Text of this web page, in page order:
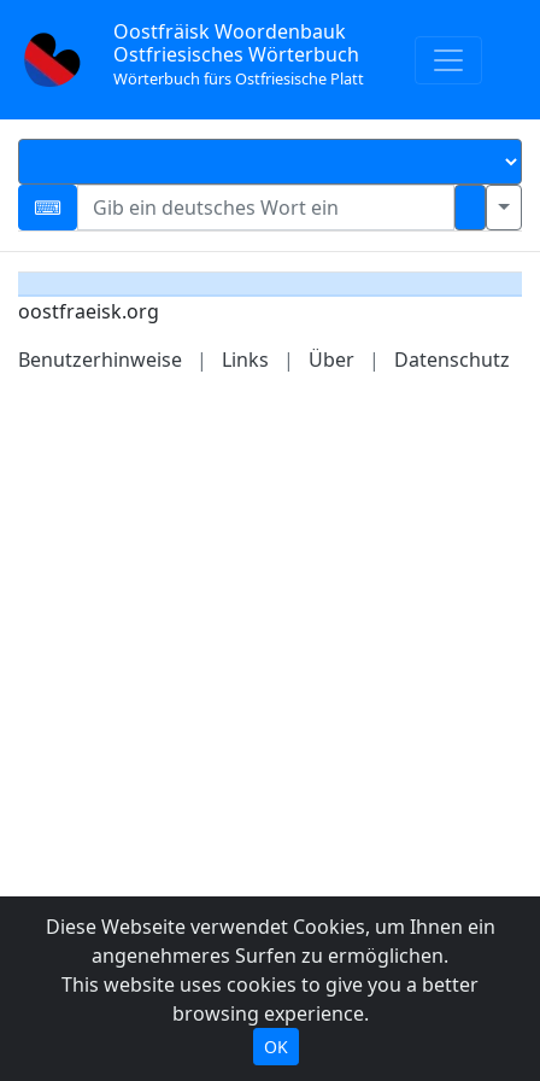
Oostfräisk Woordenbauk
Ostfriesisches Wörterbuch
Wörterbuch fürs Ostfriesische Platt
oostfraeisk.org
Benutzerhinweise
| Links | Über | Datenschutz
Diese Webseite verwendet Cookies, um Ihnen ein
angenehmeres Surfen zu ermöglichen.
This website uses cookies to give you a better
browsing experience.
OK